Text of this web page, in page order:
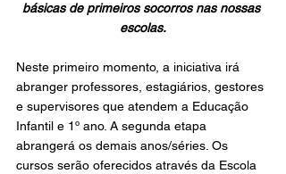
básicas de primeiros socorros nas nossas
escolas.
Neste primeiro momento, a iniciativa irá
abranger professores, estagiários, gestores
e supervisores que atendem a Educação
Infantil e 1º ano. A segunda etapa
abrangerá os demais anos/séries. Os
cursos serão oferecidos através da Escola